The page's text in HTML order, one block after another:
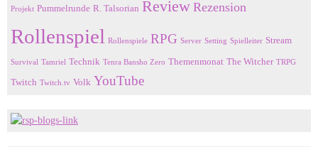
Projekt Pummelrunde R. Talsorian Review Rezension
Rollenspiel Rollenspiele RPG Server Setting Spielleiter Stream
Survival Tamriel Technik Tenra Bansho Zero Themenmonat The Witcher TRPG
Twitch Twitch.tv Volk YouTube